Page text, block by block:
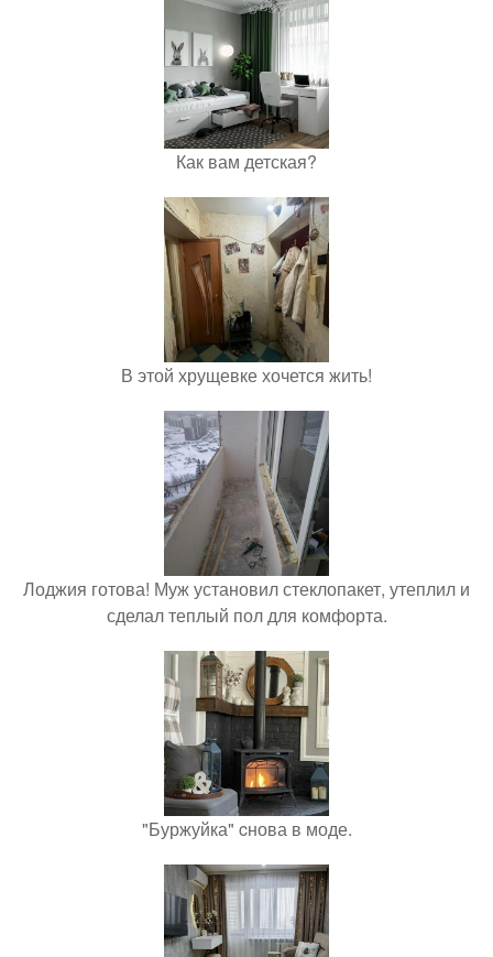
Как вам детская?
В этой хрущевке хочется жить!
Лоджия готова! Муж установил стеклопакет, утеплил и
сделал теплый пол для комфорта.
"Буржуйка" cнова в моде.